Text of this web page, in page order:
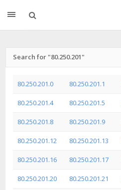
Search for "80.250.201"
80.250.201.0 80.250.201.1
80.250.201.4 80.250.201.5
80.250.201.8 80.250.201.9
80.250.201.12 80.250.201.13
80.250.201.16 80.250.201.17
80.250.201.20 80.250.201.21